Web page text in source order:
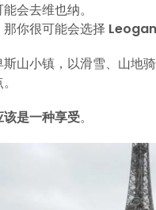
会去维也纳。
那你很可能会选择
山小镇，以滑雪、山地
是一种享受。